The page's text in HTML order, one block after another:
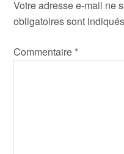
Votre adresse e-mail ne
obligatoires sont
Commentaire *